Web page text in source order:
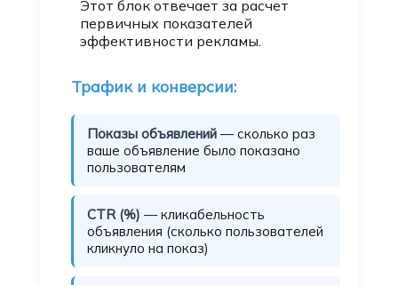
Этот блок отвечает за расчет
первичных показателей
эффективности рекламы.
Трафик и конверсии:
Показы объявлений— сколько раз
ваше объявление было показано
пользователям
CTR (%) — кликабельность
объявления (сколько пользователей
кликнуло на показ)